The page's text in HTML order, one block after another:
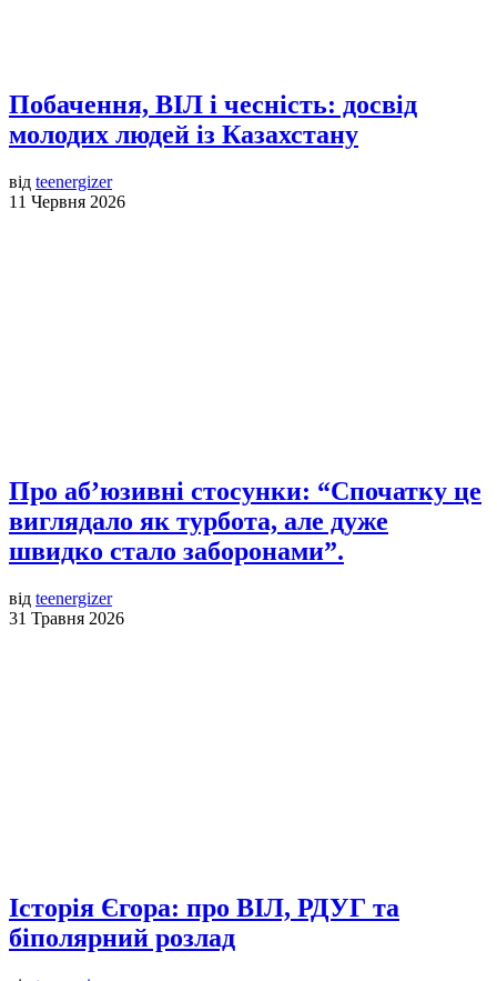
Побачення, ВІЛ і чесність: досвід
молодих людей із Казахстану
від teenergizer
11 Червня 2026
Про аб’юзивні стосунки: “Спочатку це
виглядало як турбота, але дуже
швидко стало заборонами”.
від teenergizer
31 Травня 2026
Історія Єгора: про ВІЛ, РДУГ та
біполярний розлад